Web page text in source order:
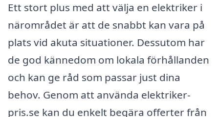
Ett stort plus med att välja en elektriker i
närområdet är att de snabbt kan vara på
plats vid akuta situationer. Dessutom har
de god kännedom om lokala förhållanden
och kan ge råd som passar just dina
behov. Genom att använda elektriker-
pris.se kan du enkelt begära offerter från